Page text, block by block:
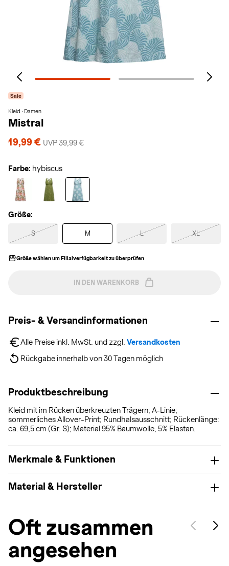
Sale
Kleid · Damen
Mistral
19,99 € UVP 39,99 €
Farbe: hybiscus
Größe:
S M L XL
Größe wählen um Filialverfügbarkeit zu überprüfen
IN DEN WARENKORB
Preis- & Versandinformationen
Alle Preise inkl. MwSt. und zzgl. Versandkosten
Rückgabe innerhalb von 30 Tagen möglich
Produktbeschreibung
Kleid mit im Rücken überkreuzten Trägern; A-Linie;
sommerliches Allover-Print; Rundhalsausschnitt; Rückenlänge:
ca. 69,5 cm (Gr. S); Material 95% Baumwolle, 5% Elastan.
Merkmale & Funktionen
Material & Hersteller
Oft zusammen
angesehen